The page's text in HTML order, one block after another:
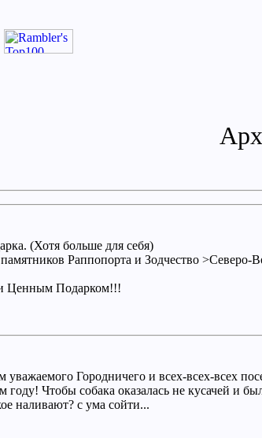
(Хотя больше для себя)
Раппопорта и Зодчество >Северо-
Ценным Подарком!!!
Городничего и всех-всех-всех
году! Чтобы собака оказалась не кусачей и
наливают? с ума сойти...